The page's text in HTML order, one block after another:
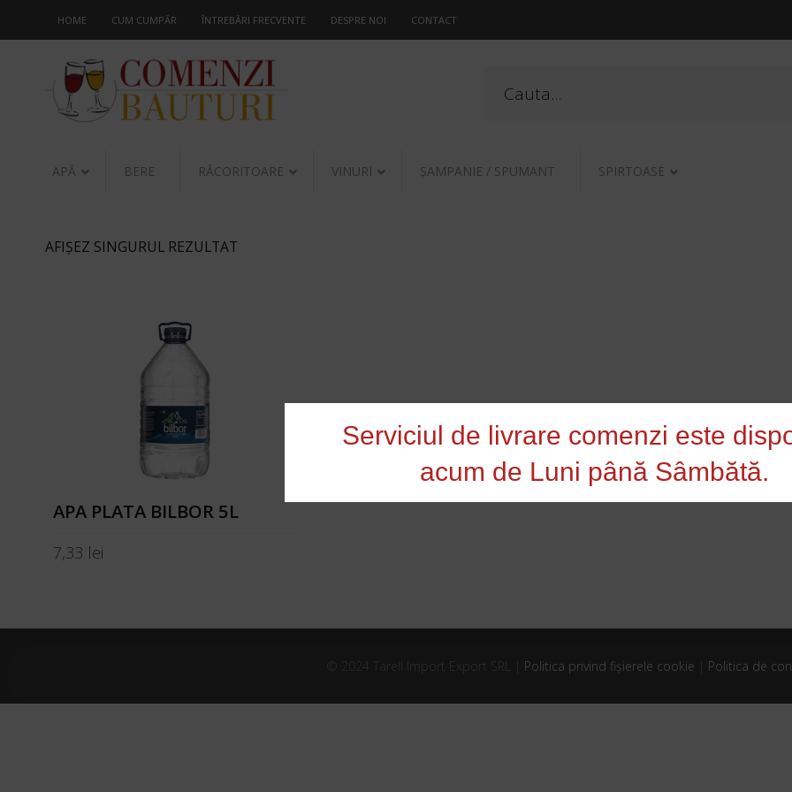
HOME CUM CUMPĂR ÎNTREBĂRI FRECVENTE DESPRE NOI CONTACT
APĂ BERE RĂCORITOARE VINURI ŞAMPANIE / SPUMANT SPIRTOASE
AFIȘEZ SINGURUL REZULTAT
APA PLATA BILBOR 5L
7,33 lei
© 2024 Tarell Import Export SRL | Politica privind fișierele cookie Politica de
Serviciul de livrare comenzi este
acum de Luni până Sâmbătă.